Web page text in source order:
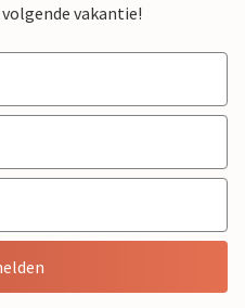
vakantie!